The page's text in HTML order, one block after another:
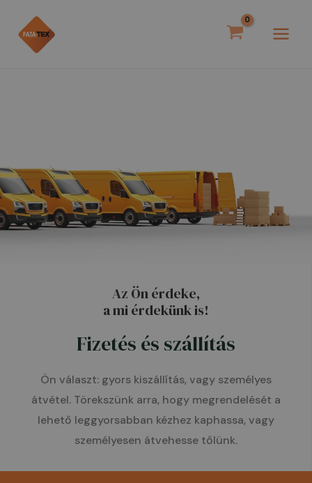
content
Az Ön érdeke,
a mi érdekünk is!
Fizetés és szállítás
Ön választ: gyors kiszállítás, vagy személyes
átvétel. Törekszünk arra, hogy megrendelését a
lehető leggyorsabban kézhez kaphassa, vagy
személyesen átvehesse tőlünk.